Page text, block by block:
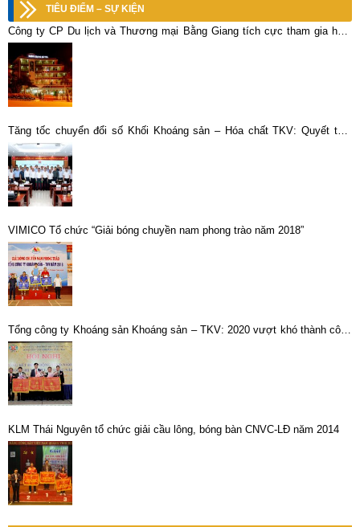
TIÊU ĐIỂM – SỰ KIỆN
Công ty CP Du lịch và Thương mại Bằng Giang tích cực tham gia hoạt
động an sinh xã hội
Tăng tốc chuyển đổi số Khối Khoáng sản – Hóa chất TKV: Quyết tâm
bứt phá trong giai đoạn nước rút
VIMICO Tổ chức “Giải bóng chuyền nam phong trào năm 2018”
Tổng công ty Khoáng sản Khoáng sản – TKV: 2020 vượt khó thành công
để vững bước vào năm 2021
KLM Thái Nguyên tổ chức giải cầu lông, bóng bàn CNVC-LĐ năm 2014